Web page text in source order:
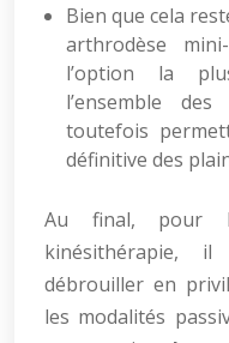
Bien que cela
arthrodèse
l’option la
l’ensemble
toutefois
définitive des
Au final, pour
kinésithérapie,
débrouiller en
les modalités